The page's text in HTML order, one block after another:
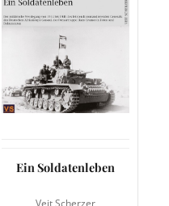
Ein Soldatenleben
Veit Scherzer